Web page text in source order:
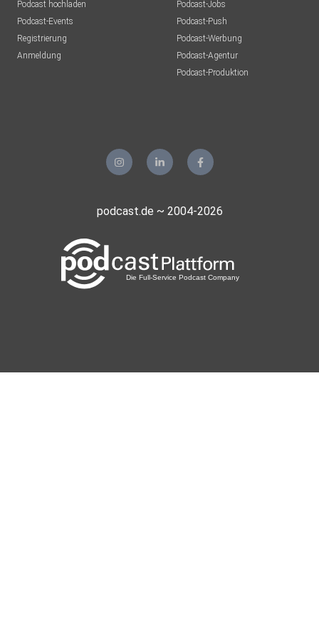
Podcast hochladen
Podcast-Events
Registrierung
Anmeldung
Podcast-Jobs
Podcast-Push
Podcast-Werbung
Podcast-Agentur
Podcast-Produktion
podcast.de ~ 2004-2026